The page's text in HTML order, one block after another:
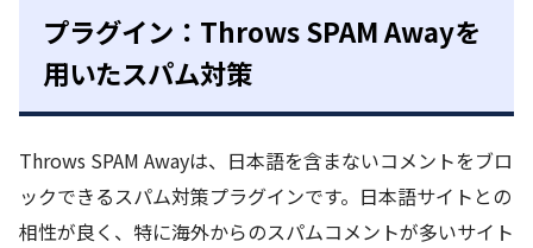
プラグイン：Throws SPAM Awayを
用いたスパム対策
Throws SPAM Awayは、日本語を含まないコメントをブロ
ックできるスパム対策プラグインです。日本語サイトとの
相性が良く、特に海外からのスパムコメントが多いサイト